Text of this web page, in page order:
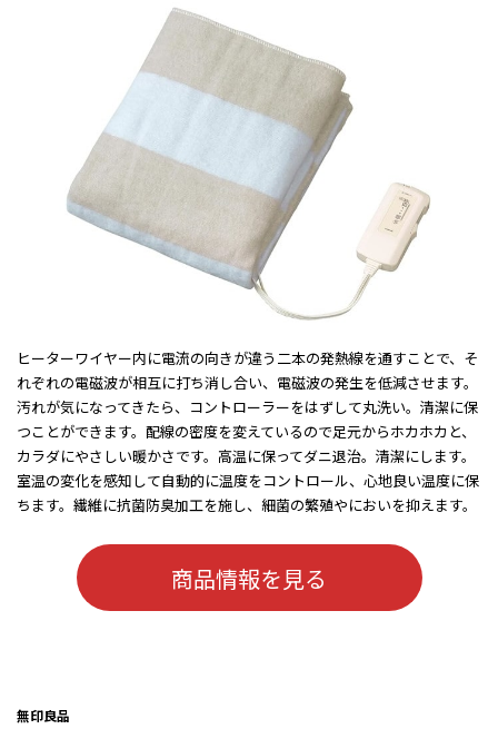
ヒーターワイヤー内に電流の向きが違う二本の発熱線を通すことで、そ
れぞれの電磁波が相互に打ち消し合い、電磁波の発生を低減させます。
汚れが気になってきたら、コントローラーをはずして丸洗い。清潔に保
つことができます。配線の密度を変えているので足元からホカホカと、
カラダにやさしい暖かさです。高温に保ってダニ退治。清潔にします。
室温の変化を感知して自動的に温度をコントロール、心地良い温度に保
ちます。繊維に抗菌防臭加工を施し、細菌の繁殖やにおいを抑えます。
商品情報を見る
無印良品